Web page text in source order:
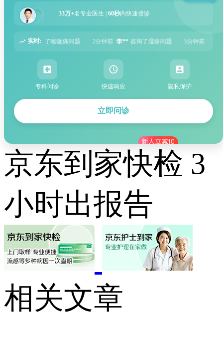
33万+名专业医生 | 60秒内快速接诊
实时:
分钟前 李** 咨询了湿疹问题 5分钟前 张** 咨询了过敏性鼻炎问题 6分钟前
专科问诊 快速响应 隐私保护
立即问诊
京东到家快检 3
小时出报告
相关文章